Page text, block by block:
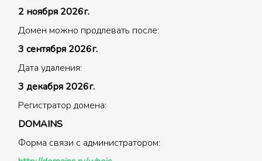
2 ноября 2026г.
Домен можно продлевать после:
3 сентября 2026г.
Дата удаления:
3 декабря 2026г.
Регистратор домена:
DOMAINS
Форма связи с администратором: